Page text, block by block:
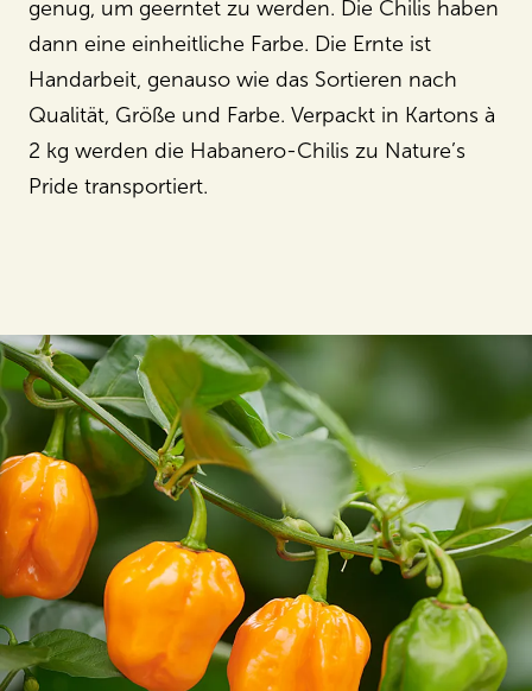
genug, um geerntet zu werden. Die Chilis haben
dann eine einheitliche Farbe. Die Ernte ist
Handarbeit, genauso wie das Sortieren nach
Qualität, Größe und Farbe. Verpackt in Kartons à
2 kg werden die Habanero-Chilis zu Nature’s
Pride transportiert.